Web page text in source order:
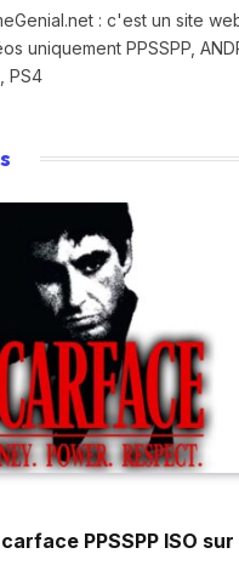
: c'est un site
uniquement PPSSPP,
PS4
PPSSPP ISO